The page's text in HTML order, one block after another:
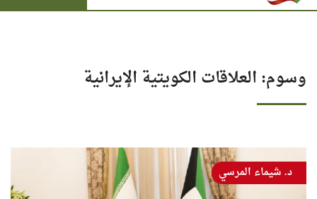
وسوم: العلاقات الكويتية الإيرانية
د. شيماء المرسي